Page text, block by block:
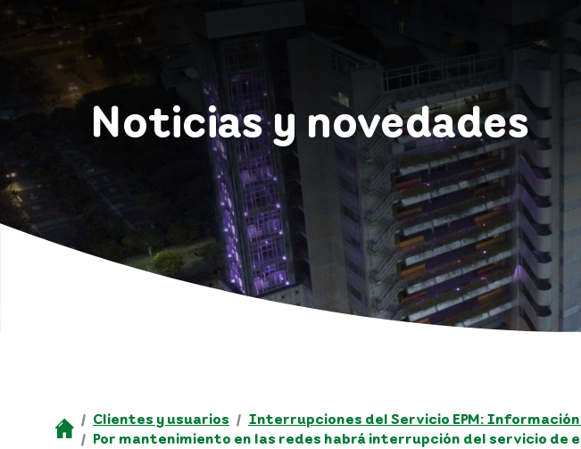
Noticias y novedades
Clientes y usuarios Interrupciones del Servicio EPM:
Por mantenimiento en las redes habrá interrupción del servicio de